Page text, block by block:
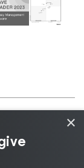
licencias
×